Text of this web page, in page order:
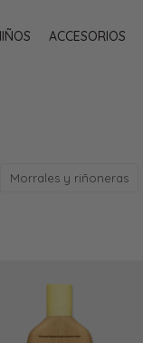
ACCESORIOS
Morrales y riñoneras